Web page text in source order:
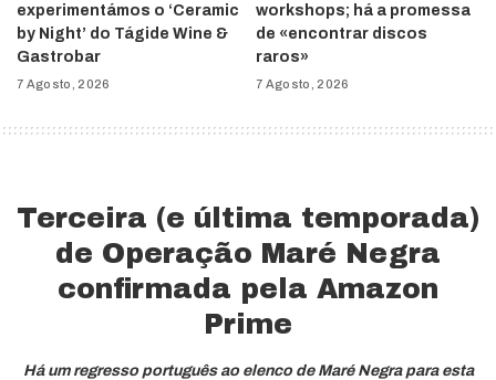
experimentámos o ‘Ceramic
by Night’ do Tágide Wine &
Gastrobar
7 Agosto, 2026
workshops; há a promessa
de «encontrar discos
raros»
7 Agosto, 2026
Terceira (e última temporada)
de Operação Maré Negra
confirmada pela Amazon
Prime
Há um regresso português ao elenco de Maré Negra para esta